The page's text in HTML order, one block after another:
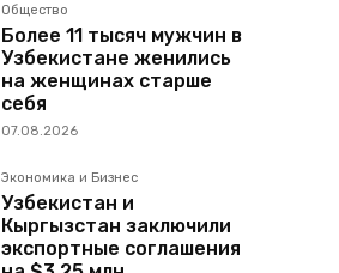
Общество
Более 11 тысяч мужчин в
Узбекистане женились
на женщинах старше
себя
07.08.2026
Экономика и Бизнес
Узбекистан и
Кыргызстан заключили
экспортные соглашения